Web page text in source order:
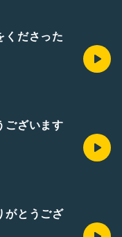
くださった
ございます
がとうござ